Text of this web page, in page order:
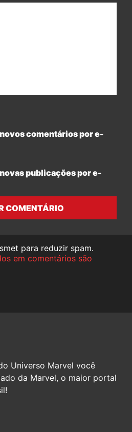
comentários por e-
publicações por e-
COMENTÁRIO
para reduzir spam.
em comentários são
Universo Marvel você
da Marvel, o maior portal